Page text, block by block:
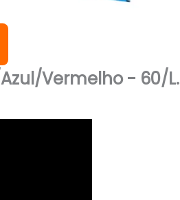
Vermelho - 60/L.